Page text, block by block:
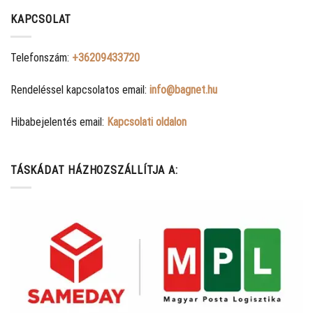
KAPCSOLAT
Telefonszám: +36209433720
Rendeléssel kapcsolatos email: info@bagnet.hu
Hibabejelentés email: Kapcsolati oldalon
TÁSKÁDAT HÁZHOZSZÁLLÍTJA A: